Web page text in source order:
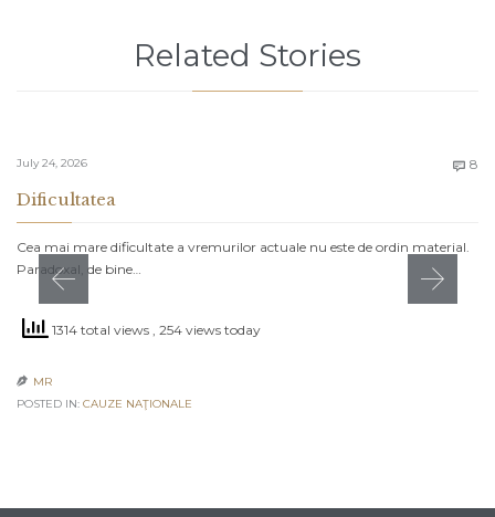
Related Stories
July 24, 2026  8
Dificultatea
Cea mai mare dificultate a vremurilor actuale nu este de ordin material.
Paradoxal, de bine…
1314 total views , 254 views today
 MR
POSTED IN: CAUZE NAŢIONALE